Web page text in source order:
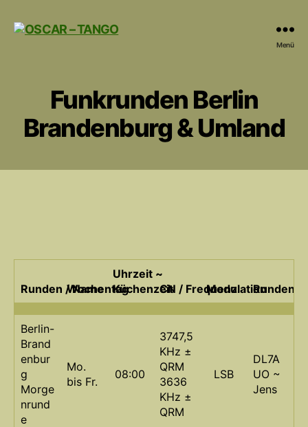
Menü
Funkrunden Berlin
Brandenburg & Umland
Runden / Name
Wochentag
Uhrzeit ~
KüchenzeitCN / FrequenzModulation
Berlin-
Brand
enbur
g
Morge
nrund
e
Mo.
bis Fr.
08:00
3747,5
KHz ±
QRM
3636
KHz ±
QRM
LSB
DL7A
UO ~
Jens